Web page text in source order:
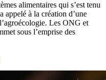
alimentaires qui s’est tenu
appelé à la création d’une
Les ONG et
sous l’emprise des